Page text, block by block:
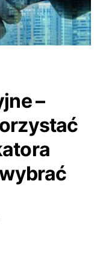
–